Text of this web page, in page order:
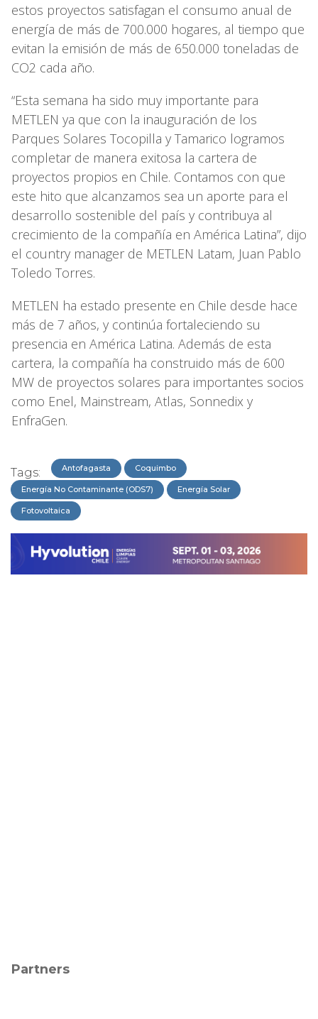
estos proyectos satisfagan el consumo anual de
energía de más de 700.000 hogares, al tiempo que
evitan la emisión de más de 650.000 toneladas de
CO2 cada año.
“Esta semana ha sido muy importante para
METLEN ya que con la inauguración de los
Parques Solares Tocopilla y Tamarico logramos
completar de manera exitosa la cartera de
proyectos propios en Chile. Contamos con que
este hito que alcanzamos sea un aporte para el
desarrollo sostenible del país y contribuya al
crecimiento de la compañía en América Latina”, dijo
el country manager de METLEN Latam, Juan Pablo
Toledo Torres.
METLEN ha estado presente en Chile desde hace
más de 7 años, y continúa fortaleciendo su
presencia en América Latina. Además de esta
cartera, la compañía ha construido más de 600
MW de proyectos solares para importantes socios
como Enel, Mainstream, Atlas, Sonnedix y
EnfraGen.
Tags: Antofagasta Coquimbo
Energía No Contaminante (ODS7) Energía Solar
Fotovoltaica
Partners